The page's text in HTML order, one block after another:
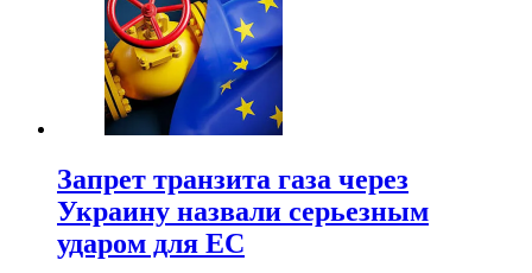
Запрет транзита газа через
Украину назвали серьезным
ударом для ЕС